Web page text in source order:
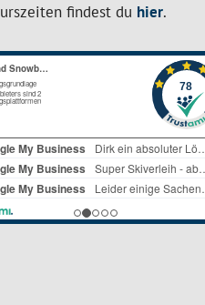
findest du hier.